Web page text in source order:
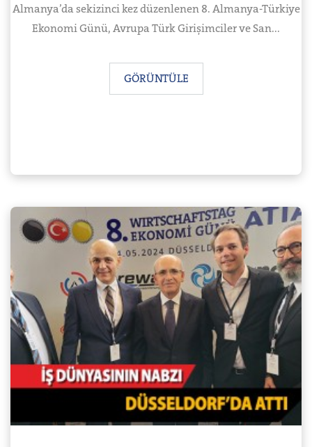
Almanya’da sekizinci kez düzenlenen 8. Almanya-Türkiye
Ekonomi Günü, Avrupa Türk Girişimciler ve San...
GÖRÜNTÜLE